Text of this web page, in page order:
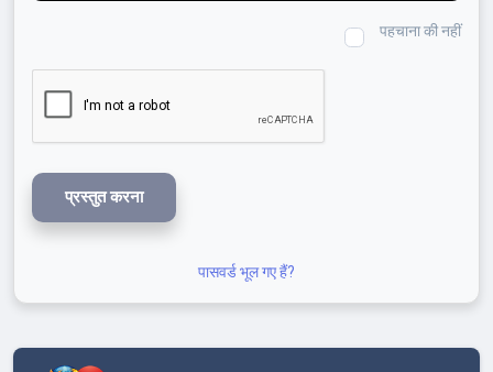
पहचाना की नहीं
प्रस्तुत करना
पासवर्ड भूल गए हैं?